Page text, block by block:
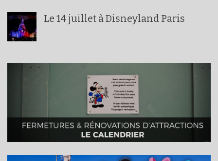
Le 14 juillet à Disneyland Paris